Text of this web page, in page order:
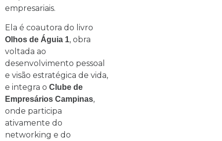
empresariais.
Ela é coautora do livro
Olhos de Águia 1, obra
voltada ao
desenvolvimento pessoal
e visão estratégica de vida,
e integra o Clube de
Empresários Campinas,
onde participa
ativamente do
networking e do